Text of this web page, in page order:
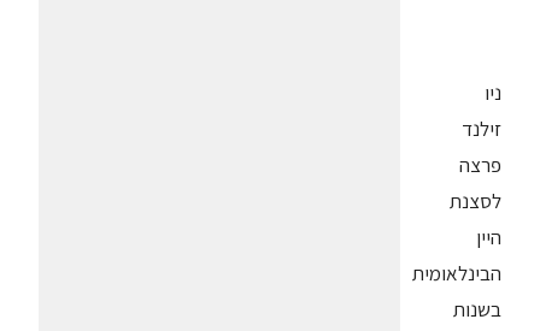
ניו
זילנד
פרצה
לסצנת
היין
הבינלאומית
בשנות